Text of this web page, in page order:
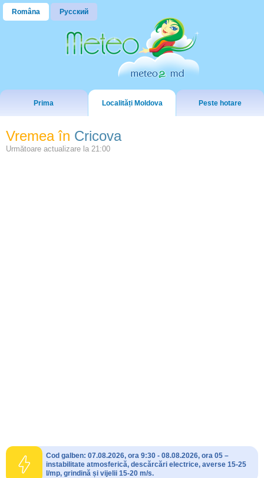
Româna Русский
Prima Localități Moldova Peste hotare
Vremea în Cricova
Următoare actualizare la 21:00
Cod galben: 07.08.2026, ora 9:30 - 08.08.2026, ora 05 –
instabilitate atmosferică, descărcări electrice, averse 15-25
l/mp, grindină și vijelii 15-20 m/s.